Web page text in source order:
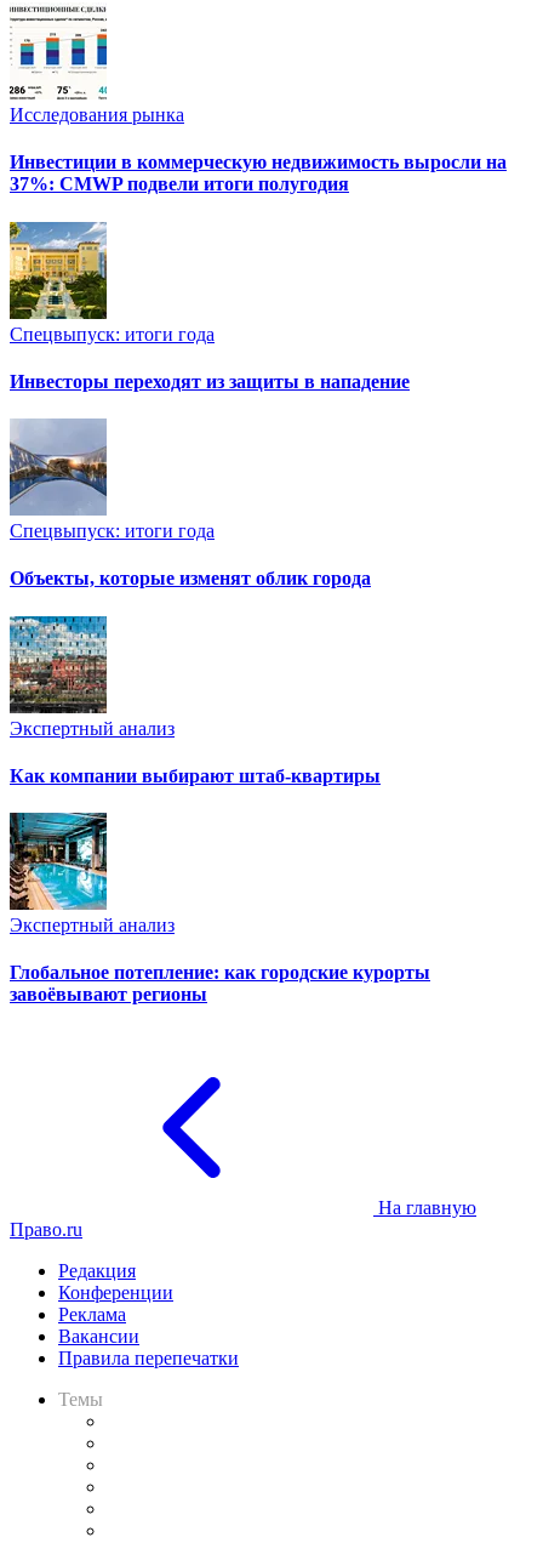
Исследования рынка
Инвестиции в коммерческую недвижимость выросли на
37%: CMWP подвели итоги полугодия
Спецвыпуск: итоги года
Инвесторы переходят из защиты в нападение
Спецвыпуск: итоги года
Объекты, которые изменят облик города
Экспертный анализ
Как компании выбирают штаб-квартиры
Экспертный анализ
Глобальное потепление: как городские курорты
завоёвывают регионы
На главную
Право.ru
Редакция
Конференции
Реклама
Вакансии
Правила перепечатки
Темы